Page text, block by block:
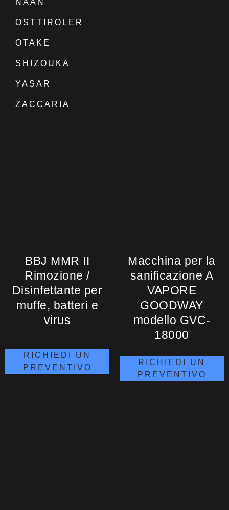
NAAN
OSTTIROLER
OTAKE
SHIZOUKA
YASAR
ZACCARIA
BBJ MMR II
Rimozione /
Disinfettante per
muffe, batteri e
virus
RICHIEDI UN
PREVENTIVO
Macchina per la
sanificazione A
VAPORE
GOODWAY
modello GVC-
18000
RICHIEDI UN
PREVENTIVO